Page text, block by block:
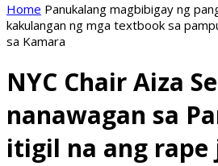
Home Panukalang magbibigay ng
kakulangan ng mga textbook sa
sa Kamara
NYC Chair Aiza
nanawagan sa
itigil na ang rape